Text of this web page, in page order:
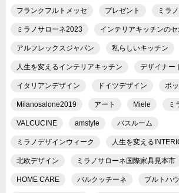
フランクフルトメッセ プレゼント ミラ
ミラノサローネ2023 インテリアキッチンの
アルフレックスジャパン 私らしいキッチン
人生を変えるインテリアキッチン デザイナー
イタリアンデザイン ドイツデザイン ボ
Milanosalone2019 アート Miele ミ
VALCUCINE amstyle バスルーム
ミラノデザインウィーク 人生を変える
北欧デザイン ミラノサローネ国際家具見本市
HOME CARE バルクッチーネ ブルトハ